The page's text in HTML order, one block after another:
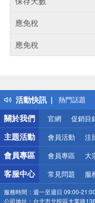
應免稅
應免稅
活動快訊
得獎公告
熱門話題
銀行優惠
偏遠地區配
詐騙網頁！
關於我們
官網 促銷目
主題活動 會員活動 注
會員專區 會員專區 大
客服中心 常見問題 服
服務時間： 週一至週日 09:00-
公司地址： 台北市北投區大業路